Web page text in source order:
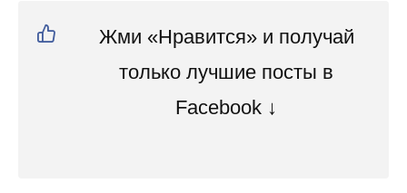
Жми «Нравится» и получай
только лучшие посты в
Facebook ↓